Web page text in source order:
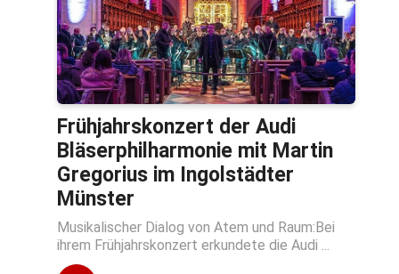
Frühjahrskonzert der Audi
Bläserphilharmonie mit Martin
Gregorius im Ingolstädter
Münster
Musikalischer Dialog von Atem und Raum:Bei
ihrem Frühjahrskonzert erkundete die Audi ...